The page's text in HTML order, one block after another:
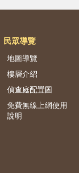
民眾導覽
地圖導覽
樓層介紹
偵查庭配置圖
免費無線上網使用
說明